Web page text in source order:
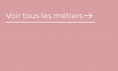
Voir tous les métiers